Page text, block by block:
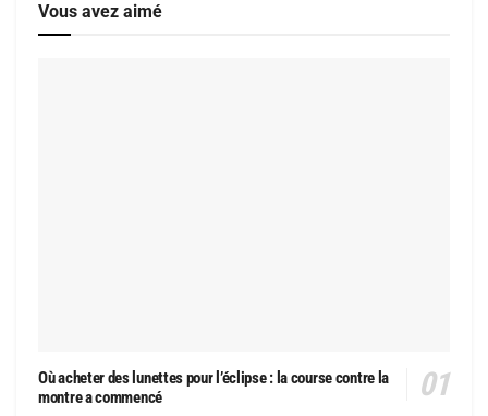
Vous avez aimé
Où acheter des lunettes pour l’éclipse : la course contre la
montre a commencé